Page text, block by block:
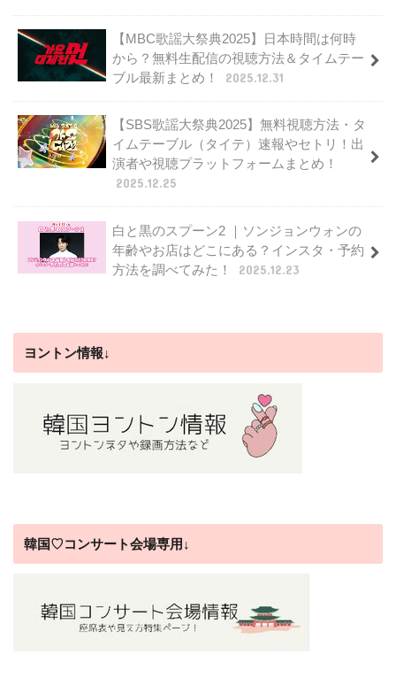
【MBC歌謡大祭典2025】日本時間は何時
から？無料生配信の視聴方法＆タイムテー
ブル最新まとめ！
2025.12.31
【SBS歌謡大祭典2025】無料視聴方法・タ
イムテーブル（タイテ）速報やセトリ！出
演者や視聴プラットフォームまとめ！
2025.12.25
白と黒のスプーン2 ｜ソンジョンウォンの
年齢やお店はどこにある？インスタ・予約
方法を調べてみた！
2025.12.23
ヨントン情報↓
韓国♡コンサート会場専用↓